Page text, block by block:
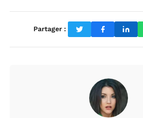
Partager :